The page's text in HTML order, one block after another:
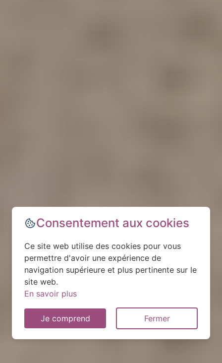
Consentement aux cookies
Ce site web utilise des cookies pour vous
permettre d'avoir une expérience de
navigation supérieure et plus pertinente sur le
site web.
En savoir plus
Je comprend Fermer